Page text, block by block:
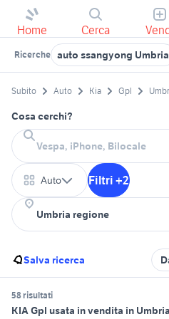
Home Cerca
Ricerche auto ssangyong Umbria
Subito Auto Kia Gpl
Cosa cerchi?
Auto Filtri +2
Salva ricerca
58 risultati
KIA Gpl usata in vendita in Umbria